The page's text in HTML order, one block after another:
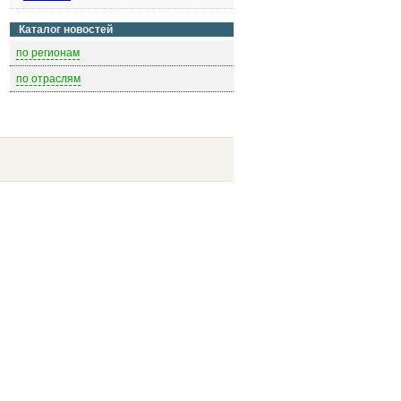
Каталог новостей
по регионам
по отраслям